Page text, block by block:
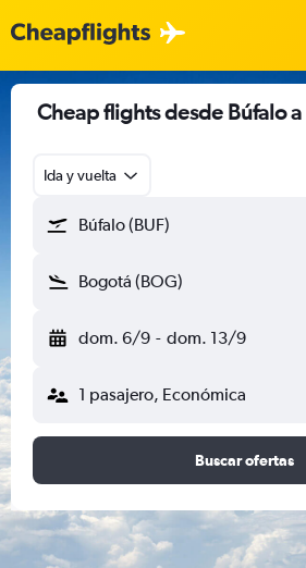
Cheap flights desde Búfalo
Ida y vuelta
Búfalo (BUF)
Bogotá (BOG)
dom. 6/9 - dom. 13/9
1 pasajero, Económica
Buscar ofertas